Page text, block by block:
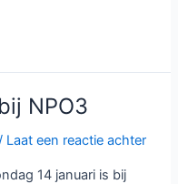
NPO3
Laat een reactie achter
14 januari is bij